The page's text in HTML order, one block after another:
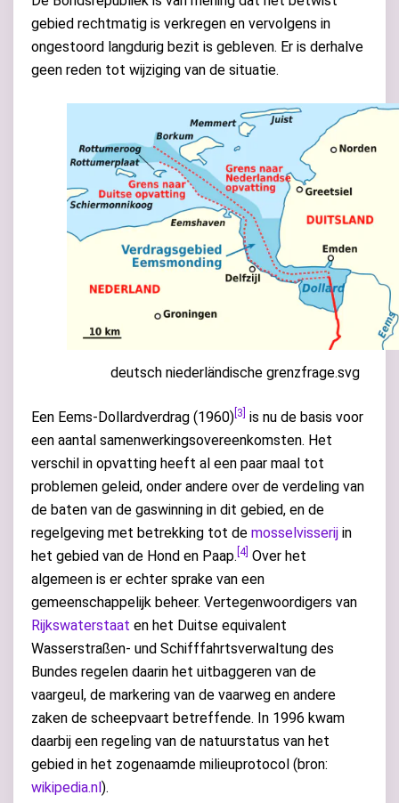
gebied rechtmatig is verkregen en vervolgens in
ongestoord langdurig bezit is gebleven. Er is derhalve
geen reden tot wijziging van de situatie.
deutsch niederländische grenzfrage.svg
Een Eems-Dollardverdrag (1960) [3] is nu de basis voor
een aantal samenwerkingsovereenkomsten. Het
verschil in opvatting heeft al een paar maal tot
problemen geleid, onder andere over de verdeling van
de baten van de gaswinning in dit gebied, en de
regelgeving met betrekking tot de mosselvisserij in
het gebied van de Hond en Paap. [4] Over het
algemeen is er echter sprake van een
gemeenschappelijk beheer. Vertegenwoordigers van
Rijkswaterstaat en het Duitse equivalent
Wasserstraßen- und Schifffahrtsverwaltung des
Bundes regelen daarin het uitbaggeren van de
vaargeul, de markering van de vaarweg en andere
zaken de scheepvaart betreffende. In 1996 kwam
daarbij een regeling van de natuurstatus van het
gebied in het zogenaamde milieuprotocol (bron:
wikipedia.nl).